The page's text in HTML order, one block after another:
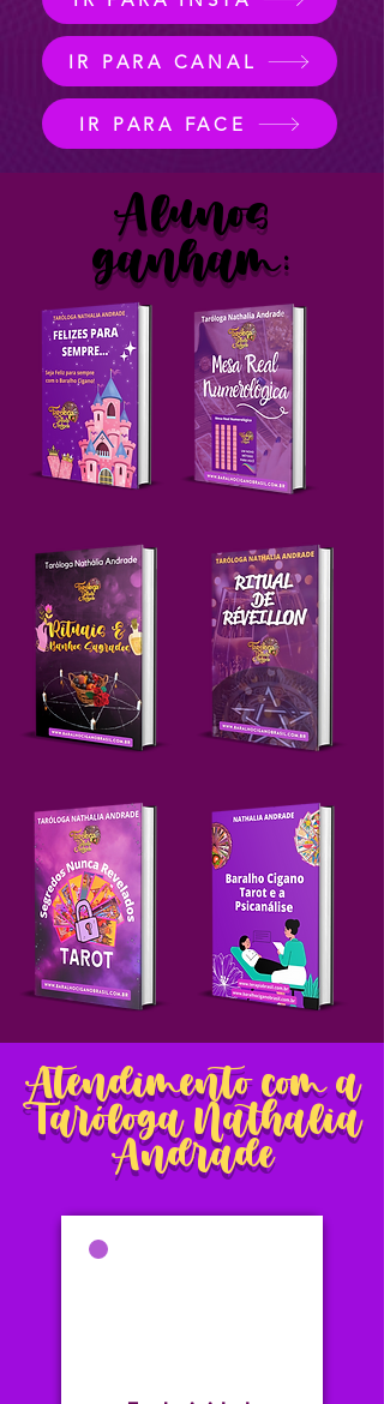
IR PARA CANAL
IR PARA FACE
Alunos
ganham:
Atendimento com a
Taróloga Nathalia
Andrade